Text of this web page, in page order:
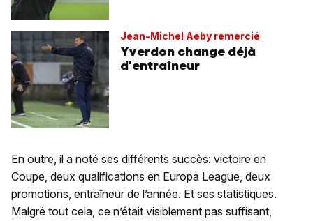
Jean-Michel Aeby remercié
Yverdon change déjà
d'entraîneur
En outre, il a noté ses différents succès: victoire en
Coupe, deux qualifications en Europa League, deux
promotions, entraîneur de l’année. Et ses statistiques.
Malgré tout cela, ce n’était visiblement pas suffisant,